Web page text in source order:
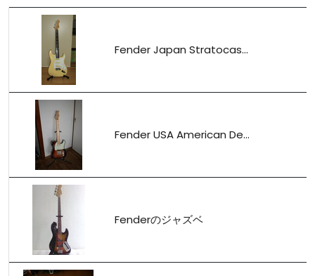
Fender Japan Stratocas...
Fender USA American De...
Fenderのジャズベ